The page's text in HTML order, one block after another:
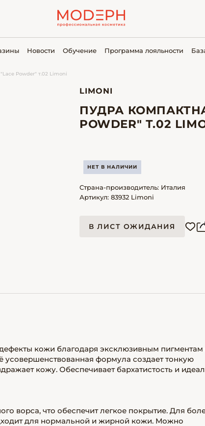
Новости Обучение Программа лояльности
Powder" т.02 Limoni
LIMONI
ПУДРА
POWDER" Т.02
НЕТ В НАЛИЧИИ
Страна-производитель: Италия
Артикул: 83932 Limoni
В ЛИСТ ОЖИДАНИЯ
кожи благодаря эксклюзивным пигментам
формула создает тонкую
кожу. Обеспечивает бархатистость и
ворса, что обеспечит легкое покрытие. Для
для нормальной и жирной кожи. Можно